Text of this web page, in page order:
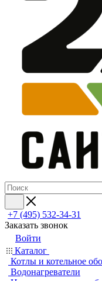
+7 (495) 532‑34‑31
Заказать звонок
Войти
Каталог
Котлы и котельное
Водонагреватели